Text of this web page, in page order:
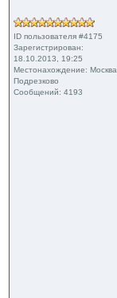
ID пользователя #4175
Зарегистрирован:
18.10.2013, 19:25
Местонахождение: Москва,
Подрезково
Сообщений: 4193